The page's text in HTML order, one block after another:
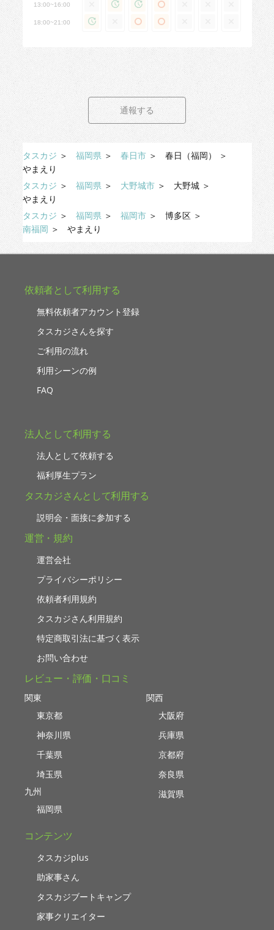
13:00~16:00
18:00~21:00
通報する
タスカジ ＞ 福岡県 ＞ 春日市 ＞ 春日（福岡）
＞
やまえり
タスカジ ＞ 福岡県 ＞ 大野城市 ＞ 大野城 ＞
やまえり
タスカジ ＞ 福岡県 ＞ 福岡市 ＞ 博多区 ＞
南福岡 ＞ やまえり
依頼者として利用する
無料依頼者アカウント登録
タスカジさんを探す
ご利用の流れ
利用シーンの例
FAQ
法人として利用する
法人として依頼する
福利厚生プラン
タスカジさんとして利用する
説明会・面接に参加する
運営・規約
運営会社
プライバシーポリシー
依頼者利用規約
タスカジさん利用規約
特定商取引法に基づく表示
お問い合わせ
レビュー・評価・口コミ
関東
東京都
神奈川県
千葉県
埼玉県
九州
福岡県
関西
大阪府
兵庫県
京都府
奈良県
滋賀県
コンテンツ
タスカジplus
助家事さん
タスカジブートキャンプ
家事クリエイター